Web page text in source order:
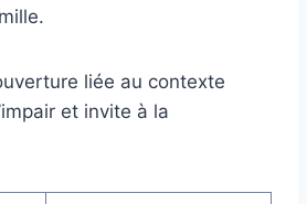
liée au contexte
et invite à la